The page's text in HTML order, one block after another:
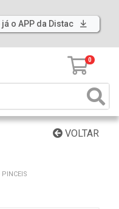
já o APP da Distac
0
VOLTAR